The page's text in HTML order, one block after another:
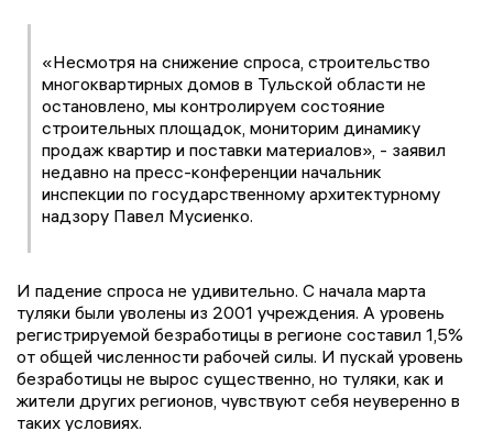
«Несмотря на снижение спроса, строительство
многоквартирных домов в Тульской области не
остановлено, мы контролируем состояние
строительных площадок, мониторим динамику
продаж квартир и поставки материалов», - заявил
недавно на пресс-конференции начальник
инспекции по государственному архитектурному
надзору Павел Мусиенко.
И падение спроса не удивительно. С начала марта
туляки были уволены из 2001 учреждения. А уровень
регистрируемой безработицы в регионе составил 1,5%
от общей численности рабочей силы. И пускай уровень
безработицы не вырос существенно, но туляки, как и
жители других регионов, чувствуют себя неуверенно в
таких условиях.